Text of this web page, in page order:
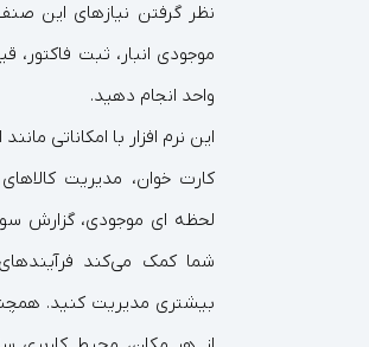
نظر گرفتن نیازهای این
موجودی انبار، ثبت
واحد انجام دهید.
این نرم افزار با امکاناتی
کارت‌ خوان، مدیریت
لحظه‌ ای موجودی، گزارش
شما کمک می‌کند
بیشتری مدیریت کنید.